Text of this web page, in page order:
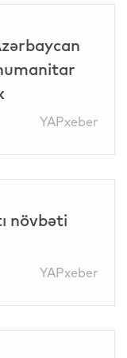
YAPxeber
növbəti
YAPxeber